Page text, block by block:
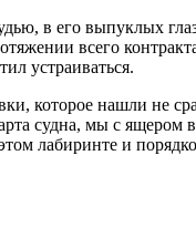
в его выпуклых
всего
устраиваться.
которое нашли не
судна, мы с
лабиринте и